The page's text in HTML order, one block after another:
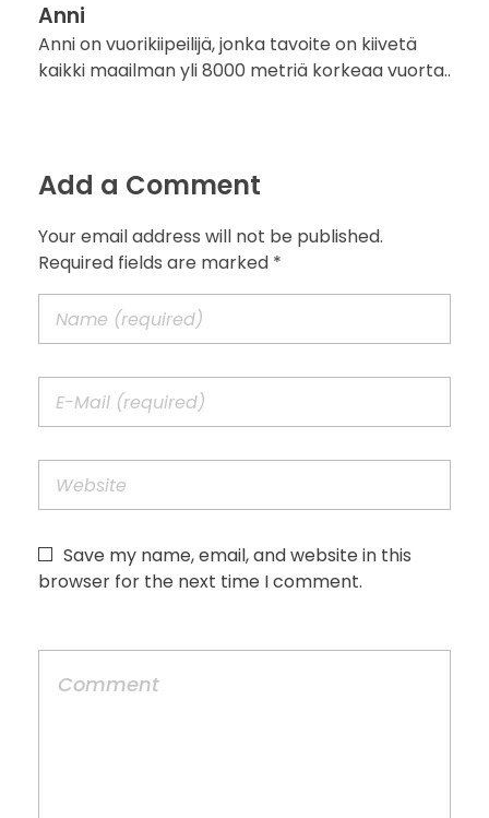
Anni
Anni on vuorikiipeilijä, jonka tavoite on kiivetä
kaikki maailman yli 8000 metriä korkeaa vuorta..
Add a Comment
Your email address will not be published.
Required fields are marked *
Save my name, email, and website in this
browser for the next time I comment.